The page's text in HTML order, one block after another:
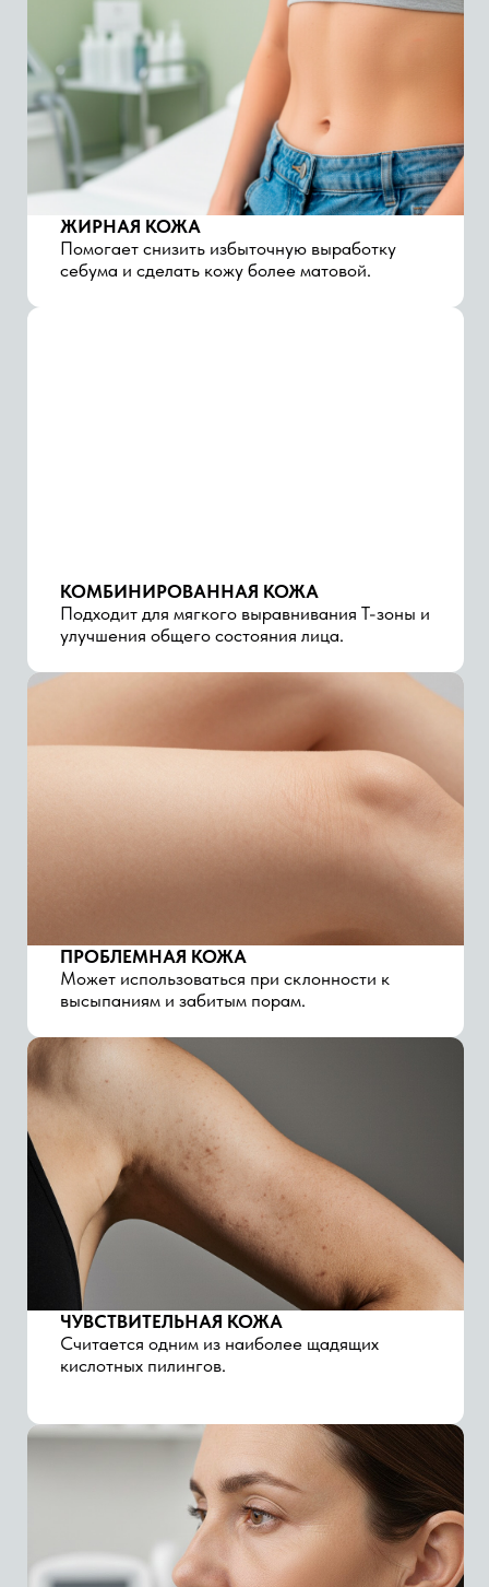
КОМБИНИРОВАННАЯ КОЖА
Подходит для мягкого выравнивания Т-зоны и
улучшения общего состояния лица.
Считается одним из наиболее щадящих
ТУСКЛЫЙ ЦВЕТ ЛИЦА
Помогает вернуть коже более свежий и
ровный вид.
ПЕРВЫЕ ПРИЗНАКИ ВОЗРАСТНЫХ
визуально более гладкой.